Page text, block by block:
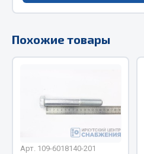
Автомобильный инструмент
Крепежный инструмент
Режущий инструмент
Столярный инструмент
Показать ещё
Похожие товары
Арт. 109-6018140-201